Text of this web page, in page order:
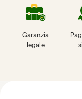
Garanzia
legale